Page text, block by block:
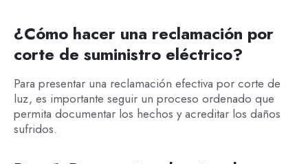
¿Cómo hacer una reclamación por
corte de suministro eléctrico?
Para presentar una reclamación efectiva por corte de
luz, es importante seguir un proceso ordenado que
permita documentar los hechos y acreditar los daños
sufridos.